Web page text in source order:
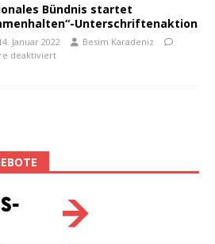
Bündnis startet
Unterschriftenaktion
Januar 2022
Besim Karadeniz
deaktiviert